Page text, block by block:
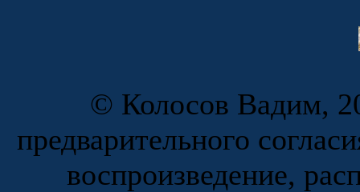
© Колосов Вадим,
предварительного
воспроизведение,